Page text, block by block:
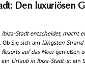
Den luxuriösen
Ibiza-Stadt entscheidet, macht
Sie sich am längsten Strand
Resorts auf das Meergenießen
ein Urlaub in Ibiza-Stadt ist ein